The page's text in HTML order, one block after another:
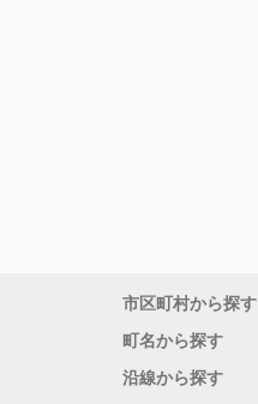
市区町村から探す
町名から探す
沿線から探す